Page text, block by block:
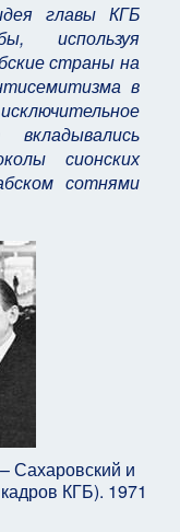
главы КГБ
используя
страны на
в
сионских
сотнями
Сахаровский и
КГБ). 1971